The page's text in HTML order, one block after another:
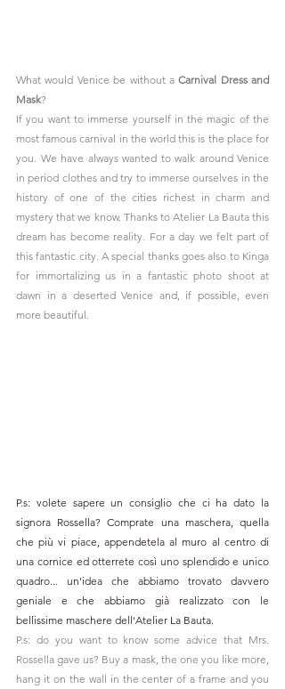
What would Venice be without a Carnival Dress and
Mask?
If you want to immerse yourself in the magic of the
most famous carnival in the world this is the place for
you. We have always wanted to walk around Venice
in period clothes and try to immerse ourselves in the
history of one of the cities richest in charm and
mystery that we know. Thanks to Atelier La Bauta this
dream has become reality. For a day we felt part of
this fantastic city. A special thanks goes also to Kinga
for immortalizing us in a fantastic photo shoot at
dawn in a deserted Venice and, if possible, even
more beautiful.
P.s: volete sapere un consiglio che ci ha dato la
signora Rossella? Comprate una maschera, quella
che più vi piace, appendetela al muro al centro di
una cornice ed otterrete così uno splendido e unico
quadro... un'idea che abbiamo trovato davvero
geniale e che abbiamo già realizzato con le
bellissime maschere dell'Atelier La Bauta.
P.s: do you want to know some advice that Mrs.
Rossella gave us? Buy a mask, the one you like more,
hang it on the wall in the center of a frame and you